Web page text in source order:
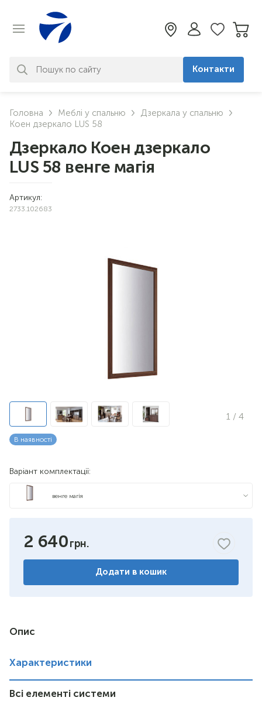
знайдено. Уточніть свій запит
Контакти
Головна Меблі у спальню
Дзеркала у спальню
Коен дзеркало LUS 58
Дзеркало Коен дзеркало
LUS 58 венге магія
Артикул:
2733.102683
1 / 4
В наявності
Варіант комплектації:
венге магія
2 640
Додати в кошик
Опис
Характеристики
Всі елементі системи